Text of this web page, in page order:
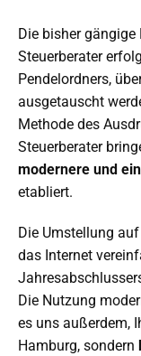
Die bisher
Steuerberater
Pendelordners,
ausgetauscht
Methode des
Steuerberater
modernere und
etabliert.
Die Umstellung
das Internet
Die Nutzung
es uns außerdem,
Hamburg, sondern